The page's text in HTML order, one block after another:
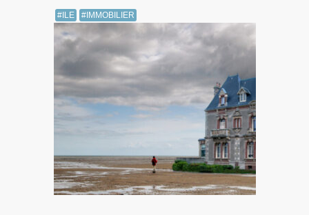
#ILE #IMMOBILIER